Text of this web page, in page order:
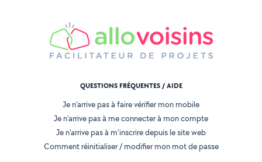
QUESTIONS FRÉQUENTES / AIDE
Je n'arrive pas à faire vérifier mon mobile
Je n'arrive pas à me connecter à mon compte
Je n'arrive pas à m'inscrire depuis le site web
Comment réinitialiser / modifier mon mot de passe